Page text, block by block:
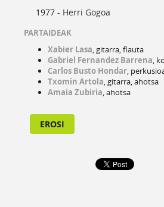
1977 - Herri Gogoa
PARTAIDEAK
Xabier Lasa, gitarra, flauta
Gabriel Fernandez Barrena,
Carlos Busto Hondar,
Txomin Artola, gitarra, ahotsa
Amaia Zubiria, ahotsa
EROSI